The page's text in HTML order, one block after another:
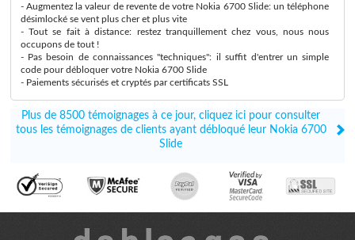
- Augmentez la valeur de revente de votre Nokia 6700 Slide: un téléphone
désimlocké se vent plus cher et plus vite
- Tout se fait à distance: restez tranquillement chez vous, nous nous
occupons de tout !
- Pas besoin de connaissances "techniques": il suffit d'entrer un simple
code pour débloquer votre Nokia 6700 Slide
- Paiements sécurisés et cryptés par certificats SSL
Plus de 8500 témoignages à ce jour, cliquez ici pour consulter
tous les témoignages de clients ayant débloqué leur Nokia 6700
Slide